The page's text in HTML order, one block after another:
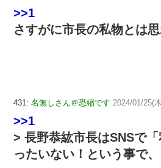
>>1
さすがに市長の私物とは思
431: 名無しさん＠恐縮です 2024/01/25(
>>1
> 長野恭紘市長はSNSで
ったいない！という事で、